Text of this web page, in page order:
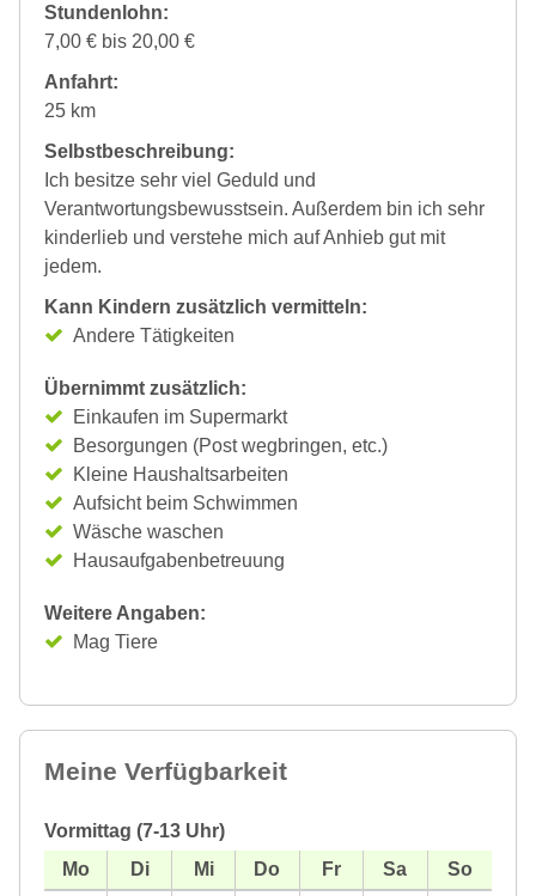
Stundenlohn:
7,00 € bis 20,00 €
Anfahrt:
25 km
Selbstbeschreibung:
Ich besitze sehr viel Geduld und
Verantwortungsbewusstsein. Außerdem bin ich sehr
kinderlieb und verstehe mich auf Anhieb gut mit
jedem.
Kann Kindern zusätzlich vermitteln:
Andere Tätigkeiten
Übernimmt zusätzlich:
Einkaufen im Supermarkt
Besorgungen (Post wegbringen, etc.)
Kleine Haushaltsarbeiten
Aufsicht beim Schwimmen
Wäsche waschen
Hausaufgabenbetreuung
Weitere Angaben:
Mag Tiere
Meine Verfügbarkeit
Vormittag (7-13 Uhr)